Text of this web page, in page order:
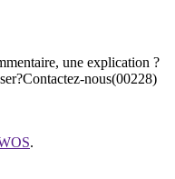
une explication ?
nous(00228)
.